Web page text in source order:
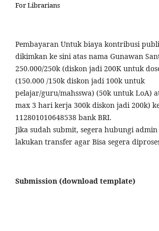
For Librarians
Pembayaran Untuk biaya kontribusi
dikimkan ke sini atas nama Gunawan
250.000/250k (diskon jadi 200K untuk
(150.000 /150k diskon jadi 100k untuk
pelajar/guru/mahsswa) (50k untuk LoA)
max 3 hari kerja 300k diskon jadi 200k)
112801010648538 bank BRI.
Jika sudah submit, segera hubungi
lakukan transfer agar Bisa segera
Submission (download template)